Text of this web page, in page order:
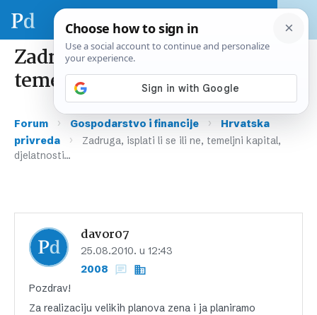
Zadruga, isplati li se ili ne,
temeljni kapital, djelatnosti…
Forum › Gospodarstvo i financije ›
Hrvatska
privreda
›
Zadruga, isplati li se ili ne, temeljni kapital,
djelatnosti…
davor07
25.08.2010. u 12:43
2008
Pozdrav!
Za realizaciju velikih planova zena i ja planiramo